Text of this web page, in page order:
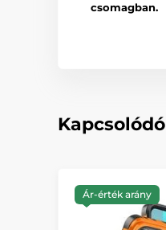
csomagban.
Ár-érték arány